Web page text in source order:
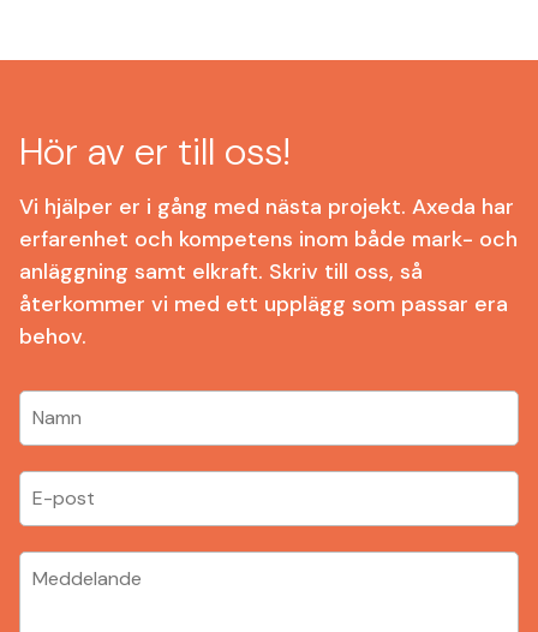
Hör av er till oss!
Vi hjälper er i gång med nästa projekt. Axeda har
erfarenhet och kompetens inom både mark- och
anläggning samt elkraft. Skriv till oss, så
återkommer vi med ett upplägg som passar era
behov.